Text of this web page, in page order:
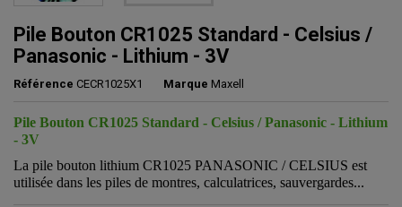
Pile Bouton CR1025 Standard - Celsius /
Panasonic - Lithium - 3V
Référence CECR1025X1 Marque Maxell
Pile Bouton CR1025 Standard - Celsius / Panasonic - Lithium
- 3V
La pile bouton lithium CR1025 PANASONIC / CELSIUS est
utilisée dans les piles de montres, calculatrices, sauvergardes...